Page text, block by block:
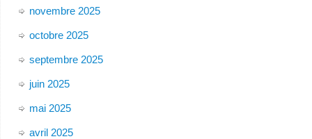
novembre 2025
octobre 2025
septembre 2025
juin 2025
mai 2025
avril 2025